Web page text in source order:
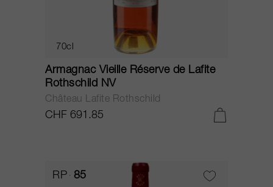
70cl
Armagnac Vieille Réserve de Lafite
Rothschild NV
Château Lafite Rothschild
CHF 691.85
RP 85